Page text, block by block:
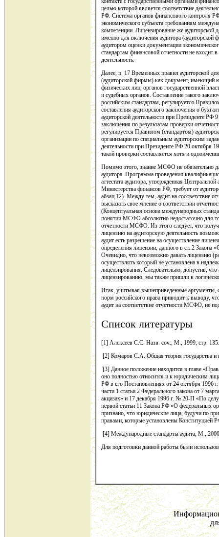
целью которой является соответствие
РФ. Система органов финансового контроля
экономического субъекта требованиям
компетенции. Лицензирование же
именно для включения аудитора
аудитором оценки документации
стандартам финансовой отчетности не входит
деятельность.
Далее, п. 17 Временных правил аудиторской
(аудиторской фирмы) как документ, имеющий
физических лиц, органов государственной
и судебных органов. Составление такого
российским стандартам, регулируется
составления аудиторского заключения о
аудиторской деятельности при Президенте РФ
заключения по результатам проверки
регулируется Правилом (стандартом)
организации по специальным аудиторским
деятельности при Президенте РФ 20 октября
такой проверки составляется хотя и
Помимо этого, знание МСФО не обязательно
аудитора. Программа проведения
аттестата аудитора, утвержденная
Министерства финансов РФ, требует от
абзац 12). Между тем, аудит на соответствие
высказать свое мнение о соответствии
(Концептуальная основа международных
понятии МСФО абсолютно недостаточно для
отчетности МСФО. Из этого следует, что
лицензию на аудиторскую деятельность
аудит есть разрешение на осуществление
определения лицензии, данного в ст. 2 Закона
Очевидно, что невозможно давать лицензию
осуществлять который не установлена в
лицензирования. Следовательно, допустив,
лицензированию, мы также пришли к
Итак, учитывая вышеприведенные аргументы,
норм российского права приводит к выводу,
аудит на соответствие отчетности МСФО, не
Список литературы
[1] Алексеев С.С. Назв. соч., М., 1999, стр. 135.
[2] Комаров С.А. Общая теория государства и
[3] Данное положение находится в главе
оно полностью относится и к юридическим
РФ в его Постановлениях от 24 октября 1996
части 1 статьи 2 Федерального закона от 7
акцизах» и 17 декабря 1996 г. № 20-П «По
первой статьи 11 Закона РФ «О федеральных
признано, что юридические лица, будучи по
правами, которые установлены Конституцией
[4] Международные стандарты аудита, М.,
Для подготовки данной работы были